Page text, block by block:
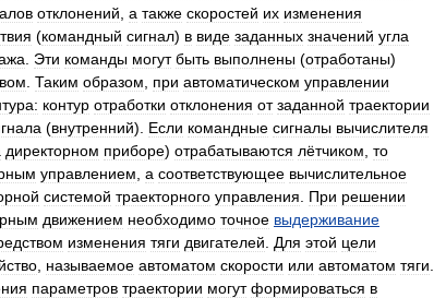
отклонений а также скоростей их изменения
(командный сигнал) в виде заданных значений угла
Эти команды могут быть выполнены (отработаны)
Таким образом при автоматическом управлении
контур отработки отклонения от заданной траектории
(внутренний). Если командные сигналы вычислителя
директорном приборе) отрабатываются лётчиком то
управлением а соответствующее вычислительное
системой траекторного управления При решении
движением необходимо точное выдерживание
изменения тяги двигателей Для этой цели
называемое автоматом скорости или автоматом тяги
параметров траектории могут формироваться в